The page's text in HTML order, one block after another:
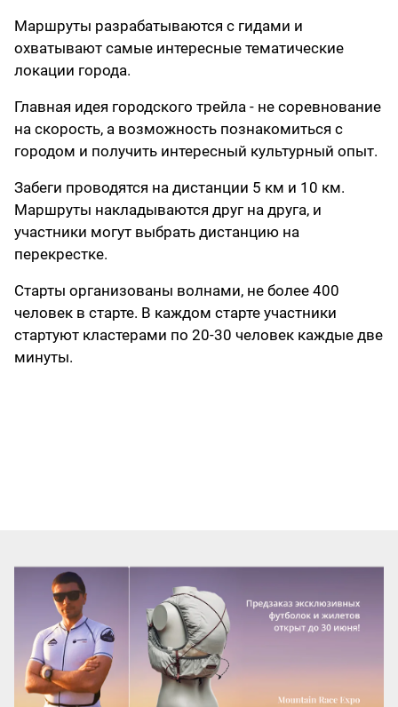
Маршруты разрабатываются с гидами и
охватывают самые интересные тематические
локации города.
Главная идея городского трейла - не соревнование
на скорость, а возможность познакомиться с
городом и получить интересный культурный опыт.
Забеги проводятся на дистанции 5 км и 10 км.
Маршруты накладываются друг на друга, и
участники могут выбрать дистанцию на
перекрестке.
Старты организованы волнами, не более 400
человек в старте. В каждом старте участники
стартуют кластерами по 20-30 человек каждые две
минуты.